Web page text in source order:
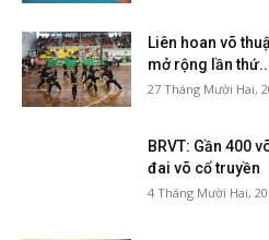
Liên hoan võ
mở rộng lần
27 Tháng Mười Hai,
BRVT: Gần 400
đai võ cổ truyền
4 Tháng Mười Hai,